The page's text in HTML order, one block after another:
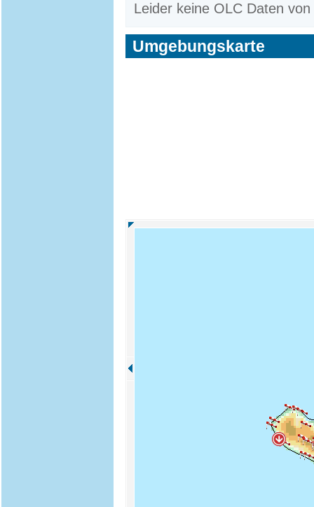
Leider keine OLC Daten
Umgebungskarte